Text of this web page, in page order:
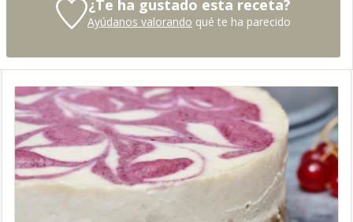
¿Te ha gustado esta receta?
Ayúdanos valorando qué te ha parecido